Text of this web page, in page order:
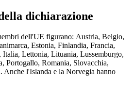
dichiarazione
dell'UE figurano: Austria, Belgio,
Estonia, Finlandia, Francia,
Italia, Lettonia, Lituania, Lussemburgo,
Portogallo, Romania, Slovacchia,
Anche l'Islanda e la Norvegia hanno